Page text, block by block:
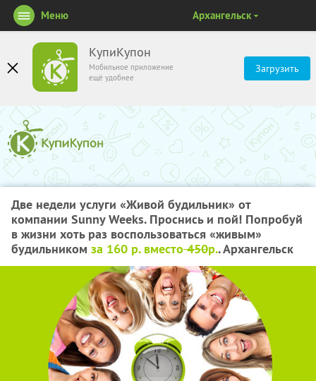
КупиКупон
Мобильное приложение
ещё удобнее
Загрузить
Меню Архангельск
Две недели услуги «Живой будильник» от
компании Sunny Weeks. Проснись и пой! Попробуй
в жизни хоть раз воспользоваться «живым»
будильником за 160 р. вместо450р.. Архангельск